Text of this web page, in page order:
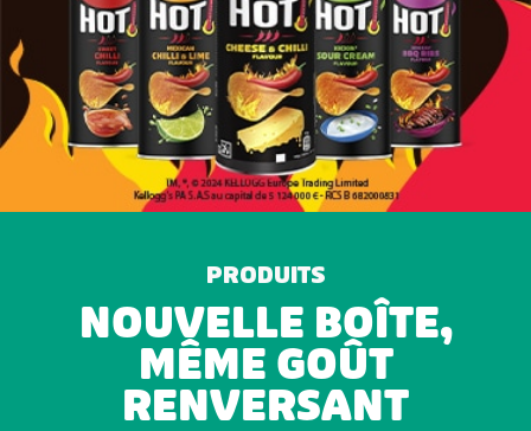
PRODUITS
NOUVELLE BOÎTE,
MÊME GOÛT
RENVERSANT